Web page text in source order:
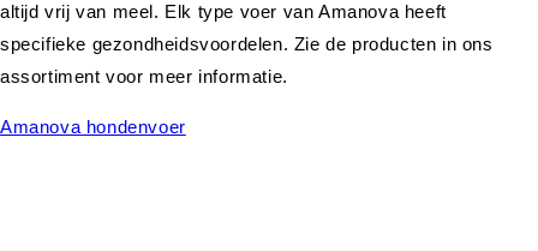
altijd vrij van meel. Elk type voer van Amanova heeft
specifieke gezondheidsvoordelen. Zie de producten in ons
assortiment voor meer informatie.
Amanova hondenvoer